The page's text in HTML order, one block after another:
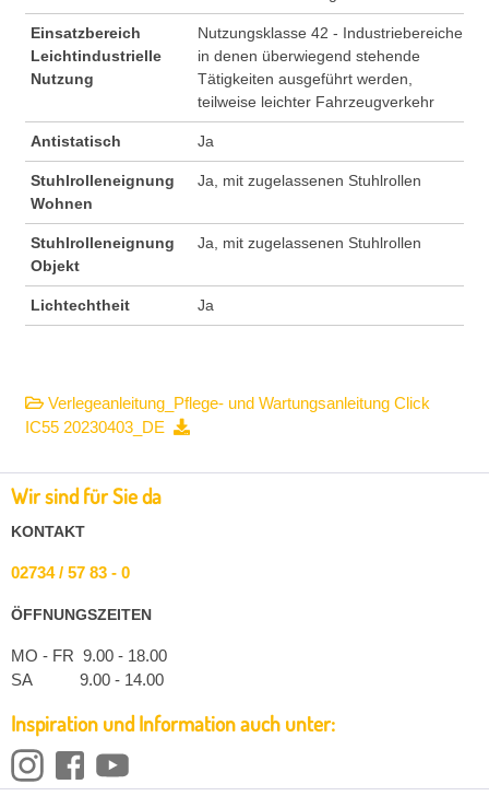
Einsatzbereich
Leichtindustrielle
Nutzung
Nutzungsklasse 42 - Industriebereiche
in denen überwiegend stehende
Tätigkeiten ausgeführt werden,
teilweise leichter Fahrzeugverkehr
Antistatisch Ja
Stuhlrolleneignung
Wohnen
Ja, mit zugelassenen Stuhlrollen
Stuhlrolleneignung
Objekt
Ja, mit zugelassenen Stuhlrollen
Lichtechtheit Ja
Verlegeanleitung_Pflege- und Wartungsanleitung Click
IC55 20230403_DE
Wir sind für Sie da
KONTAKT
02734 / 57 83 - 0
ÖFFNUNGSZEITEN
MO - FR 9.00 - 18.00
SA 9.00 - 14.00
Inspiration und Information auch unter: